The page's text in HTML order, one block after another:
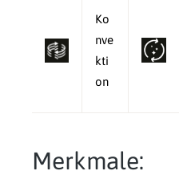
Ko
nve
kti
on
Merkmale: